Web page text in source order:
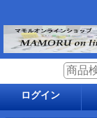
ログイン